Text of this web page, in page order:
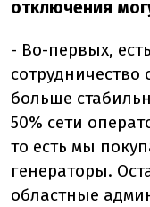
отключения
- Во-первых,
сотрудничество
больше
50% сети
то есть мы
генераторы.
областные